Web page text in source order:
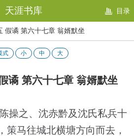
天涯书库 目录
假谲 第六十七章 翁婿默坐
式 小 中 大
谲 第六十七章 翁婿默坐
操之、沈赤黔及沈氏私兵十
策马往城北横塘方向而去，